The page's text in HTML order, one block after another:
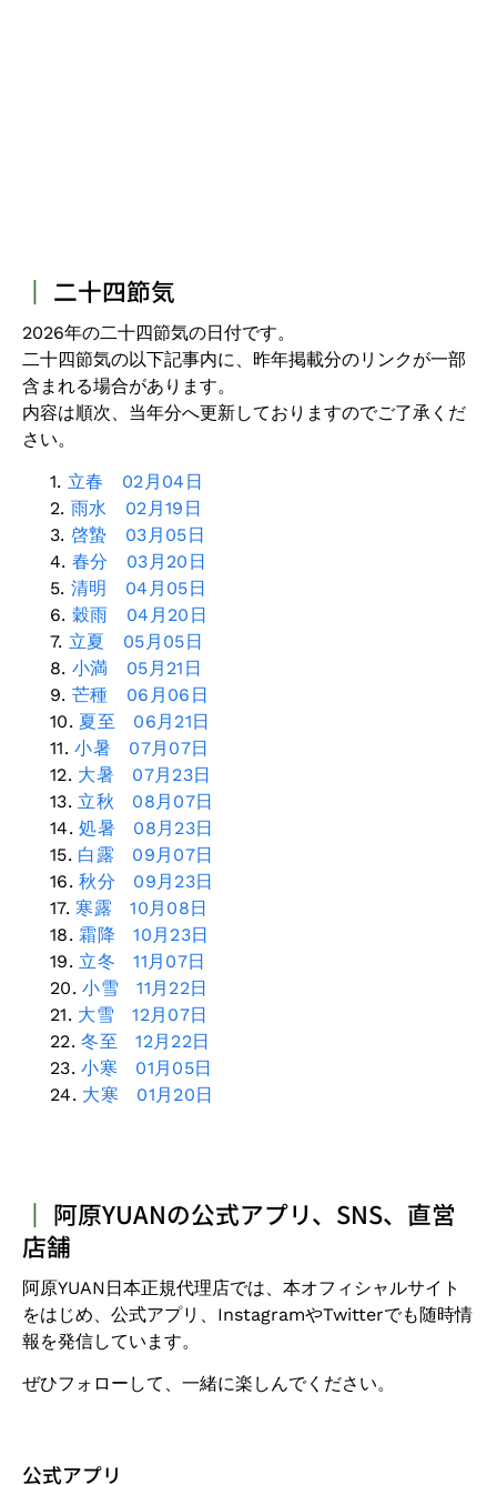
┃ 二十四節気
2026年の二十四節気の日付です。
二十四節気の以下記事内に、昨年掲載分のリンクが一部
含まれる場合があります。
内容は順次、当年分へ更新しておりますのでご了承くだ
さい。
立春 02月04日
雨水 02月19日
啓蟄 03月05日
春分 03月20日
清明 04月05日
穀雨 04月20日
立夏 05月05日
小満 05月21日
芒種 06月06日
夏至 06月21日
小暑 07月07日
大暑 07月23日
立秋 08月07日
処暑 08月23日
白露 09月07日
秋分 09月23日
寒露 10月08日
霜降 10月23日
立冬 11月07日
小雪 11月22日
大雪 12月07日
冬至 12月22日
小寒 01月05日
大寒 01月20日
┃ 阿原YUANの公式アプリ、SNS、直営
店舗
阿原YUAN日本正規代理店では、本オフィシャルサイト
をはじめ、公式アプリ、 InstagramやTwitterでも随時情
報を発信しています。
ぜひフォローして、一緒に楽しんでください。
公式アプリ